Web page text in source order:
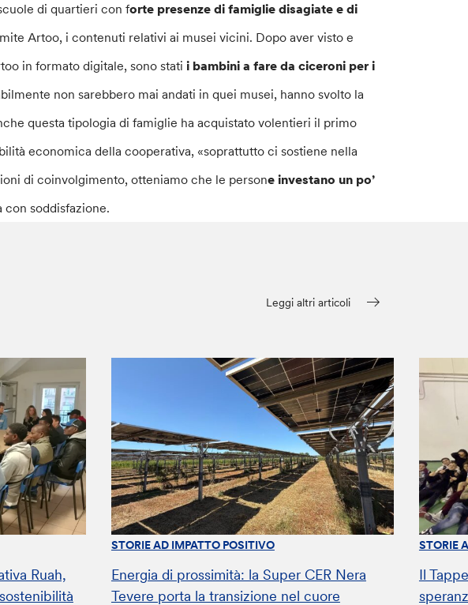
di quartieri con forte presenze di famiglie disagiate e di
Artoo, i contenuti relativi ai musei vicini. Dopo aver visto e
in formato digitale, sono statii bambini a fare da ciceroni per i
non sarebbero mai andati in quei musei, hanno svolto la
questa tipologia di famiglie ha acquistato volentieri il primo
economica della cooperativa, «soprattutto ci sostiene nella
di coinvolgimento, otteniamo che le persone investano un po’
soddisfazione.
Leggi altri articoli
Ruah,
STORIE AD IMPATTO POSITIVO
Energia di prossimità: la Super CER Nera
Tevere porta la transizione nel cuore
STORIE
Il